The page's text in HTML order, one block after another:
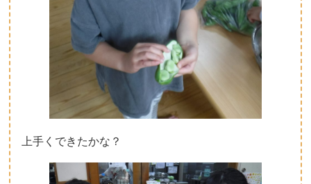
上手くできたかな？